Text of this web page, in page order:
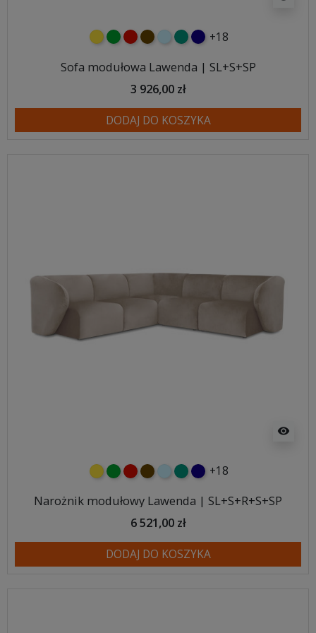
żółtyzielonyczerwony
czekoladowy
błękitnyturkusowy
granatowy
+18
Sofa modułowa Lawenda | SL+S+SP
3 926,00 zł
DODAJ DO KOSZYKA
visibility
żółtyzielonyczerwony
czekoladowy
błękitnyturkusowy
granatowy
+18
Narożnik modułowy Lawenda | SL+S+R+S+SP
6 521,00 zł
DODAJ DO KOSZYKA